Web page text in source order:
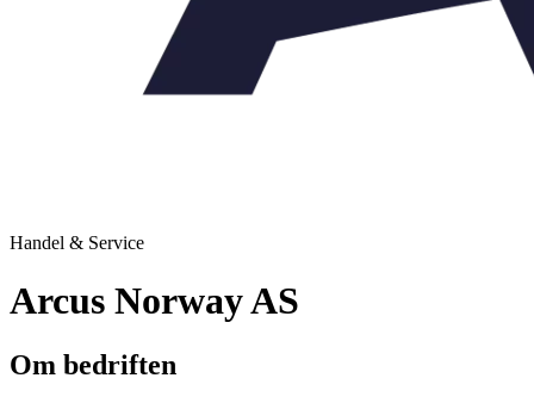
Handel & Service
Arcus Norway AS
Om bedriften